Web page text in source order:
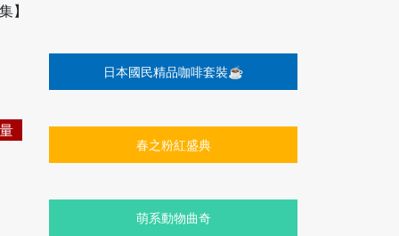
】
日本國民精品咖啡套裝☕️
春之粉紅盛典
萌系動物曲奇